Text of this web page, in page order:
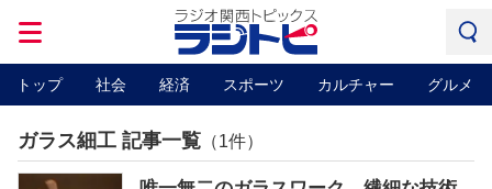
トップ 社会 経済 スポーツ カルチャー グルメ
ガラス細工 記事一覧 （1件）